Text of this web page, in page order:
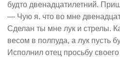
будто двенадцатилетний.
— Чую я. что во мне
Сделан ты мне лук и стрелы.
весом в полпуда, а лук пусть
Исполнил отец просьбу